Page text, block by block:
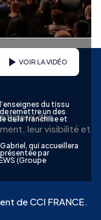
VOIR LA VIDÉO
du tissu
remettre un des
de la franchise et
qui accueillera
présentée par
(Groupe
des
leur visibilité et
de CCI FRANCE.